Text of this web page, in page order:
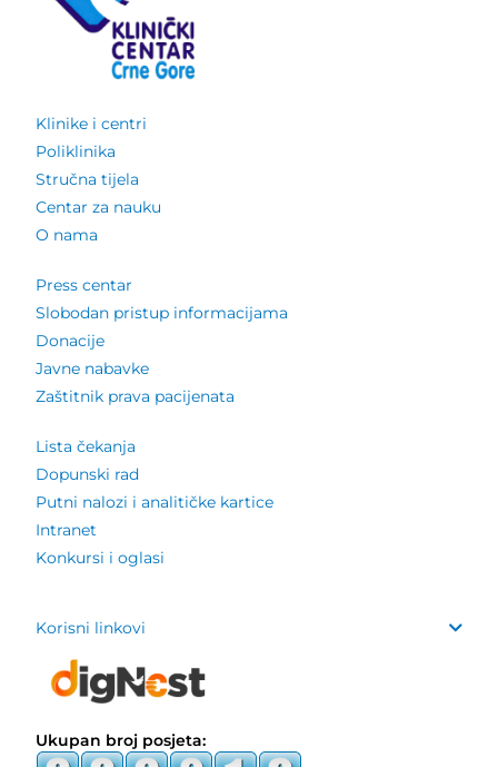
Klinike i centri
Poliklinika
Stručna tijela
Centar za nauku
O nama
Press centar
Slobodan pristup informacijama
Donacije
Javne nabavke
Zaštitnik prava pacijenata
Lista čekanja
Dopunski rad
Putni nalozi i analitičke kartice
Intranet
Konkursi i oglasi
Korisni linkovi
Ukupan broj posjeta: